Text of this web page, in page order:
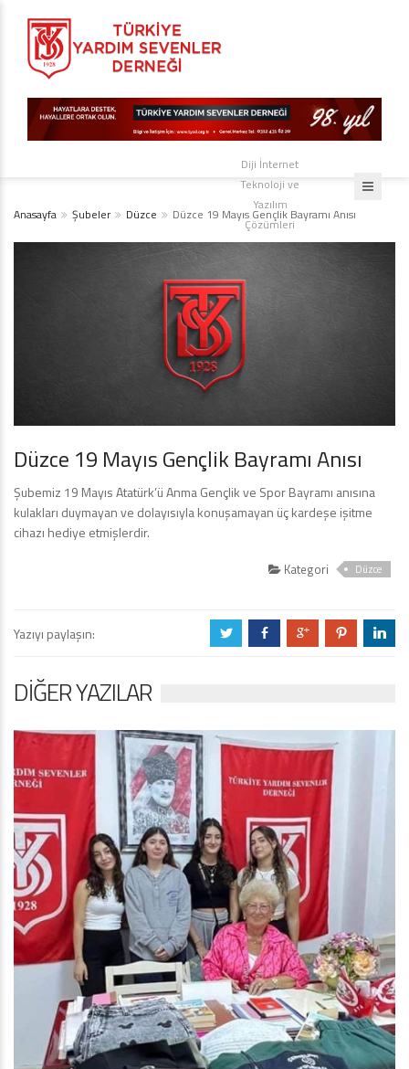
Anasayfa Şubeler Düzce Düzce 19 Mayıs Gençlik Bayramı Anısı
Düzce 19 Mayıs Gençlik Bayramı Anısı
Şubemiz 19 Mayıs Atatürk’ü Anma Gençlik ve Spor Bayramı anısına
kulakları duymayan ve dolayısıyla konuşamayan üç kardeşe işitme
cihazı hediye etmişlerdir.
Kategori Düzce
Yazıyı paylaşın: a b c d j
DIĞER YAZILAR
Diji İnternet
Teknoloji ve
Yazılım
Çözümleri